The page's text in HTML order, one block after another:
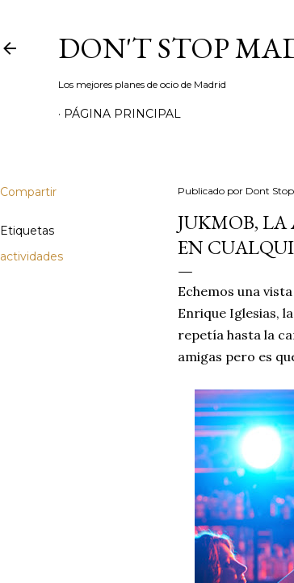
DON'T STOP
Los mejores planes de ocio de Madrid
PÁGINA PRINCIPAL
Compartir
Etiquetas
actividades
Publicado por Dont
JUKMOB, LA
EN
Echemos una
Enrique Iglesias,
repetía hasta la
amigas pero es